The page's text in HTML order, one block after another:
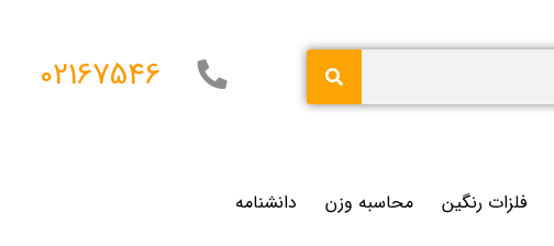
02167546
فلزات رنگین محاسبه وزن دانشنامه